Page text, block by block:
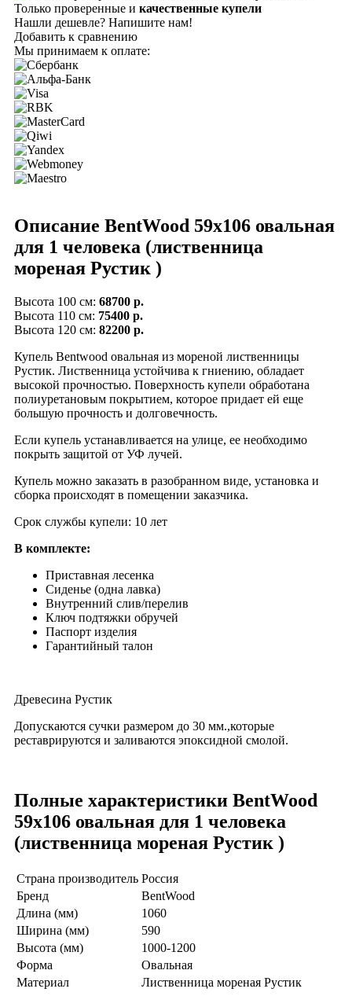
Только проверенные и качественные купели
Нашли дешевле? Напишите нам!
Добавить к сравнению
Мы принимаем к оплате:
Описание BentWood 59х106 овальная
для 1 человека (лиственница
мореная Рустик )
Высота 100 см: 68700 р.
Высота 110 см: 75400 р.
Высота 120 см: 82200 р.
Купель Bentwood овальная из мореной лиственницы
Рустик. Лиственница устойчива к гниению, обладает
высокой прочностью. Поверхность купели обработана
полиуретановым покрытием, которое придает ей еще
большую прочность и долговечность.
Если купель устанавливается на улице, ее необходимо
покрыть защитой от УФ лучей.
Купель можно заказать в разобранном виде, установка и
сборка происходят в помещении заказчика.
Срок службы купели: 10 лет
В комплекте:
Приставная лесенка
Сиденье (одна лавка)
Внутренний слив/перелив
Ключ подтяжки обручей
Паспорт изделия
Гарантийный талон
Древесина Рустик
Допускаются сучки размером до 30 мм.,которые
реставрируются и заливаются эпоксидной смолой.
Полные характеристики BentWood
59х106 овальная для 1 человека
(лиственница мореная Рустик )
Страна производитель Россия
Бренд
BentWood
Длина (мм)
1060
Ширина (мм)
590
Высота (мм)
1000-1200
Форма
Овальная
Материал
Лиственница мореная Рустик